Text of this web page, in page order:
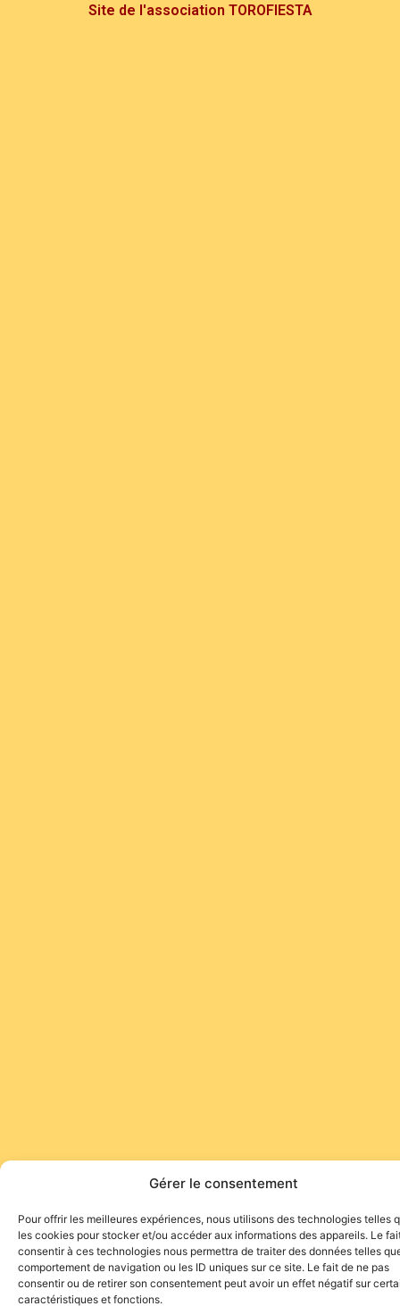
Gérer le consentement
Pour offrir les meilleures expériences, nous utilisons des technologies telles
les cookies pour stocker et/ou accéder aux informations des appareils. Le
consentir à ces technologies nous permettra de traiter des données telles
comportement de navigation ou les ID uniques sur ce site. Le fait de ne pas
consentir ou de retirer son consentement peut avoir un effet négatif sur
caractéristiques et fonctions.
Site de l'association TOROFIESTA